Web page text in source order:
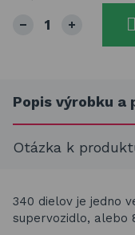
Popis výrobku a
Otázka k
340 dielov je jedno
supervozidlo, alebo